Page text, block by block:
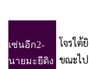
เซ่นอีก2-
นายมะยีดิง
โจรใต้
ขณะไป